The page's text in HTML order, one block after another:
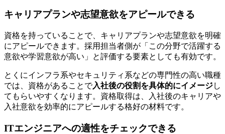
キャリアプランや志望意欲をアピールできる
資格を持っていることで、 キャリアプランや志望意欲を明確
にアピールできます。採用担当者側が「この分野で活躍する
意欲や学習意欲が高い」と評価する要素としても有効です。
とくにインフラ系やセキュリティ系などの専門性の高い職種
では、資格があることで入社後の役割を具体的にイメージし
てもらいやすくなります。資格取得は、入社後のキャリアや
入社意欲を効率的にアピールする格好の材料です。
ITエンジニアへの適性をチェックできる